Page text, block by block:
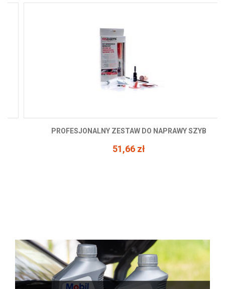
PROFESJONALNY ZESTAW DO NAPRAWY SZYB
51,66 zł